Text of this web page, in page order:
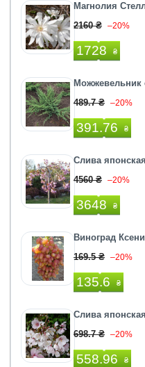
Магнолия
2160 ₴ –20%
1728 ₴
Можжевельник
489.7 ₴ –20%
391.76 ₴
Слива
4560 ₴ –20%
3648 ₴
Виноград
169.5 ₴ –20%
135.6 ₴
Слива
698.7 ₴ –20%
558.96 ₴